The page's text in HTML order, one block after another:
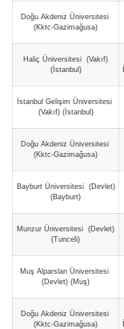
Doğu Akdeniz Üniversitesi
(Kktc-Gazimağusa)
Haliç Üniversitesi (Vakıf)
(İstanbul)
İstanbul Gelişim Üniversitesi
(Vakıf) (İstanbul)
Doğu Akdeniz Üniversitesi
(Kktc-Gazimağusa)
Bayburt Üniversitesi (Devlet)
(Bayburt)
Munzur Üniversitesi (Devlet)
(Tunceli)
Muş Alparslan Üniversitesi
(Devlet) (Muş)
Doğu Akdeniz Üniversitesi
(Kktc-Gazimağusa)